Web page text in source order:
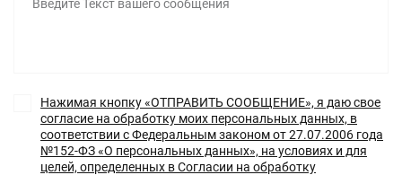
Нажимая кнопку «ОТПРАВИТЬ СООБЩЕНИЕ», я даю свое
согласие на обработку моих персональных данных, в
соответствии с Федеральным законом от 27.07.2006 года
№152-ФЗ «О персональных данных», на условиях и для
целей, определенных в Согласии на обработку